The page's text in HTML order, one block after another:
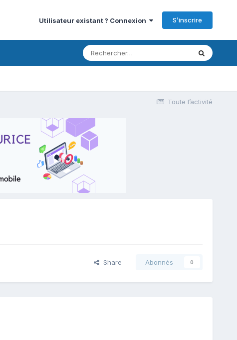
Utilisateur existant ? Connexion S’inscrire
Toute l’activité
Share Abonnés 0